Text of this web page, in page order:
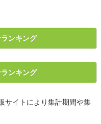
ンキング
ンキング
サイトにより集計期間や集